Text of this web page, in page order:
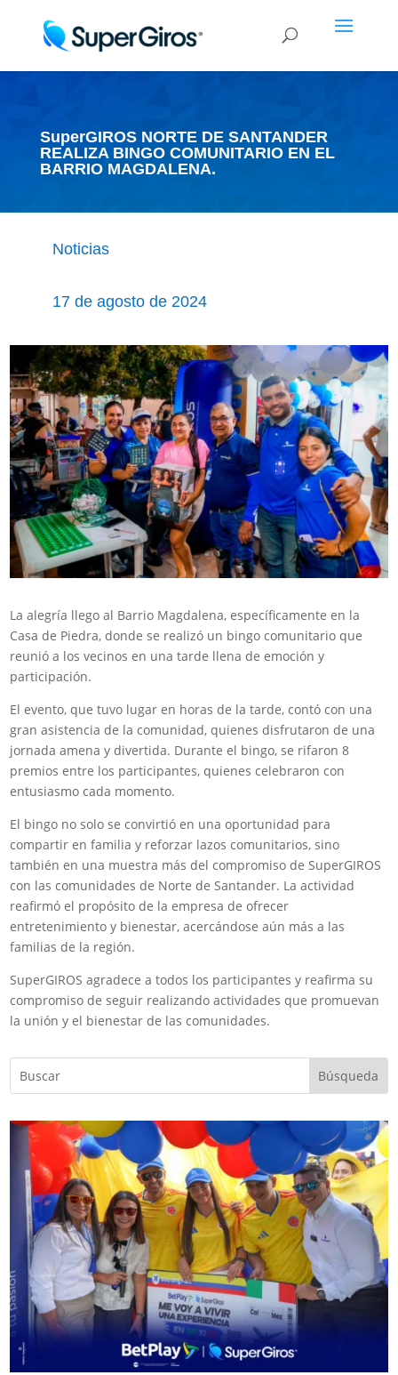
SuperGIROS NORTE DE SANTANDER
REALIZA BINGO COMUNITARIO EN EL
BARRIO MAGDALENA.
Noticias
17 de agosto de 2024
La alegría llego al Barrio Magdalena, específicamente en la
Casa de Piedra, donde se realizó un bingo comunitario que
reunió a los vecinos en una tarde llena de emoción y
participación.
El evento, que tuvo lugar en horas de la tarde, contó con una
gran asistencia de la comunidad, quienes disfrutaron de una
jornada amena y divertida. Durante el bingo, se rifaron 8
premios entre los participantes, quienes celebraron con
entusiasmo cada momento.
El bingo no solo se convirtió en una oportunidad para
compartir en familia y reforzar lazos comunitarios, sino
también en una muestra más del compromiso de SuperGIROS
con las comunidades de Norte de Santander. La actividad
reafirmó el propósito de la empresa de ofrecer
entretenimiento y bienestar, acercándose aún más a las
familias de la región.
SuperGIROS agradece a todos los participantes y reafirma su
compromiso de seguir realizando actividades que promuevan
la unión y el bienestar de las comunidades.